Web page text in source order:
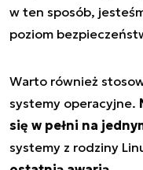
w ten sposób,
poziom
Warto również
systemy operacyjne.
się w pełni na
systemy z rodziny